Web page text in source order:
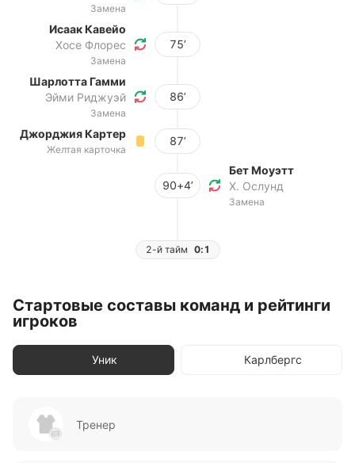
Замена
Исаак Кавейо
Хосе Флорес
Замена
75’
Шарлотта Гамми
Эйми Риджуэй
Замена
86’
Джорджия Картер
Желтая карточка
87’
90+4’
Бет Моуэтт
Х. Ослунд
Замена
2-й тайм 0:1
Стартовые составы команд и рейтинги
игроков
Уник Карлбергс
Тренер